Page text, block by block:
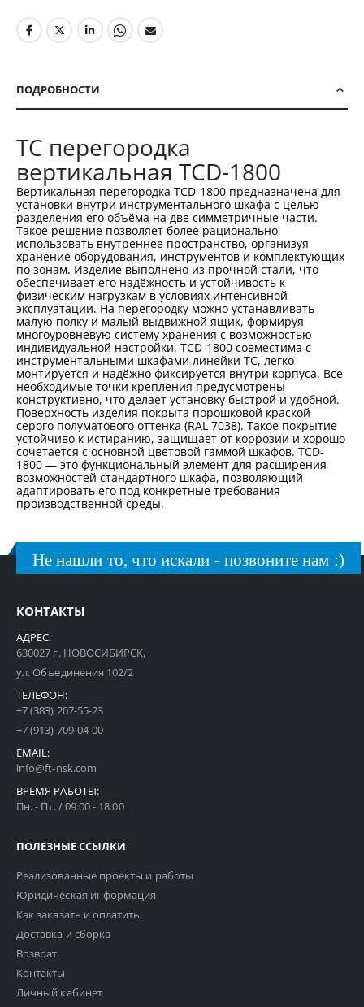
ПОДРОБНОСТИ
TC перегородка
вертикальная TCD-1800
Вертикальная перегородка TCD-1800 предназначена для
установки внутри инструментального шкафа с целью
разделения его объёма на две симметричные части.
Такое решение позволяет более рационально
использовать внутреннее пространство, организуя
хранение оборудования, инструментов и комплектующих
по зонам. Изделие выполнено из прочной стали, что
обеспечивает его надёжность и устойчивость к
физическим нагрузкам в условиях интенсивной
эксплуатации. На перегородку можно устанавливать
малую полку и малый выдвижной ящик, формируя
многоуровневую систему хранения с возможностью
индивидуальной настройки. TCD-1800 совместима с
инструментальными шкафами линейки TC, легко
монтируется и надёжно фиксируется внутри корпуса. Все
необходимые точки крепления предусмотрены
конструктивно, что делает установку быстрой и удобной.
Поверхность изделия покрыта порошковой краской
серого полуматового оттенка (RAL 7038). Такое покрытие
устойчиво к истиранию, защищает от коррозии и хорошо
сочетается с основной цветовой гаммой шкафов. TCD-
1800 — это функциональный элемент для расширения
возможностей стандартного шкафа, позволяющий
адаптировать его под конкретные требования
производственной среды.
Не нашли то, что искали - позвоните нам :)
КОНТАКТЫ
АДРЕС:
630027 г. НОВОСИБИРСК,
ул. Объединения 102/2
ТЕЛЕФОН:
+7 (383) 207-55-23
+7 (913) 709-04-00
EMAIL:
info@ft-nsk.com
ВРЕМЯ РАБОТЫ:
Пн. - Пт. / 09:00 - 18:00
ПОЛЕЗНЫЕ ССЫЛКИ
Реализованные проекты и работы
Юридическая информация
Как заказать и оплатить
Доставка и сборка
Возврат
Контакты
Личный кабинет